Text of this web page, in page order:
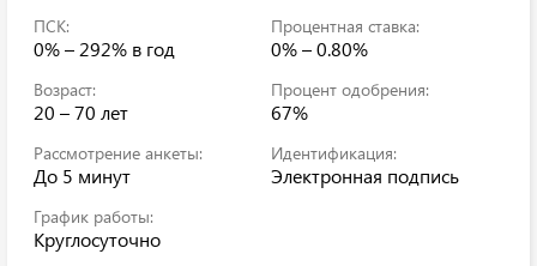
ПСК:
0% – 292% в год
Процентная ставка:
0% – 0.80%
Возраст:
20 – 70 лет
Процент одобрения:
67%
Рассмотрение анкеты:
До 5 минут
Идентификация:
Электронная подпись
График работы:
Круглосуточно